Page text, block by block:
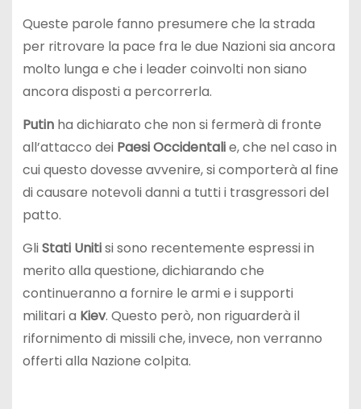
Queste parole fanno presumere che la strada
per ritrovare la pace fra le due Nazioni sia ancora
molto lunga e che i leader coinvolti non siano
ancora disposti a percorrerla.
Putinha dichiarato che non si fermerà di fronte
all’attacco dei Paesi Occidentalie, che nel caso in
cui questo dovesse avvenire, si comporterà al fine
di causare notevoli danni a tutti i trasgressori del
patto.
GliStati Unitisi sono recentemente espressi in
merito alla questione, dichiarando che
continueranno a fornire le armi e i supporti
militari a Kiev. Questo però, non riguarderà il
rifornimento di missili che, invece, non verranno
offerti alla Nazione colpita.